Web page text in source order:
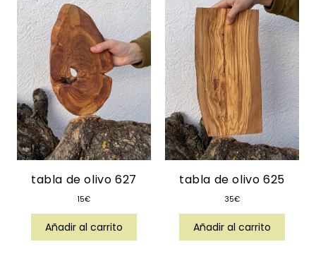
tabla de olivo 627
15€
Añadir al carrito
tabla de olivo 625
35€
Añadir al carrito